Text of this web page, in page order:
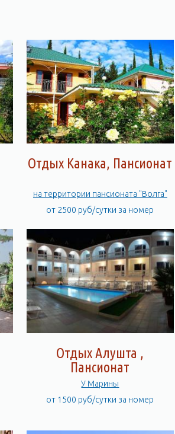
Отдых Канака, Пансионат
на территории пансионата "Волга"
от 2500 руб/сутки за номер
Отдых Алушта ,
Пансионат
У Марины
от 1500 руб/сутки за номер